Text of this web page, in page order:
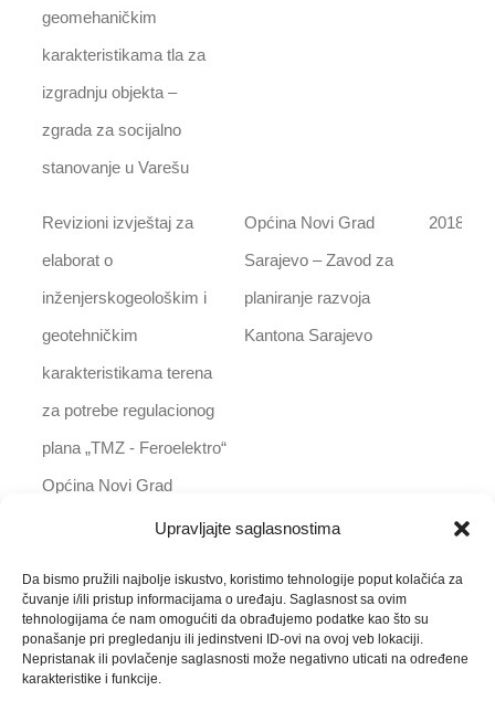
Upravljajte saglasnostima
Da bismo pružili najbolje iskustvo, koristimo tehnologije poput kolačića za
čuvanje i/ili pristup informacijama o uređaju. Saglasnost sa ovim
tehnologijama će nam omogućiti da obrađujemo podatke kao što su
ponašanje pri pregledanju ili jedinstveni ID-ovi na ovoj veb lokaciji.
Nepristanak ili povlačenje saglasnosti može negativno uticati na određene
karakteristike i funkcije.
geomehaničkim
karakteristikama tla za
izgradnju objekta –
zgrada za socijalno
stanovanje u Varešu
Revizioni izvještaj za
elaborat o
inženjerskogeološkim i
geotehničkim
karakteristikama terena
za potrebe regulacionog
plana „TMZ - Feroelektro“
Općina Novi Grad
Općina Novi Grad
Sarajevo – Zavod za
planiranje razvoja
Kantona Sarajevo
2018
Revizioni izvještaj za
elaborat o
inženjerskogeološkim i
Općina Novo Sarajevo
– Zavod za planiranje
razvoja Kantona
2018